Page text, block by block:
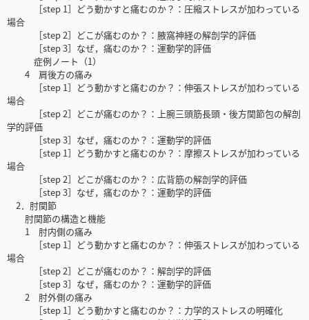
［step 1］どう動かすと痛むのか？：圧縮ストレスが加わっている
場合
［step 2］どこが痛むのか？：腋窩神経の解剖学的評価
［step 3］なぜ，痛むのか？：運動学的評価
症例ノート（1）
4 肩後方の痛み
［step 1］どう動かすと痛むのか？：伸張ストレスが加わっている
場合
［step 2］どこが痛むのか？：上腕三頭筋長頭・後方関節包の解剖
学的評価
［step 3］なぜ，痛むのか？：運動学的評価
［step 1］どう動かすと痛むのか？：摩擦ストレスが加わっている
場合
［step 2］どこが痛むのか？：広背筋の解剖学的評価
［step 3］なぜ，痛むのか？：運動学的評価
2．肘関節
肘関節の構造と機能
1 肘内側の痛み
［step 1］どう動かすと痛むのか？：伸張ストレスが加わっている
場合
［step 2］どこが痛むのか？：解剖学的評価
［step 3］なぜ，痛むのか？：運動学的評価
2 肘外側の痛み
［step 1］どう動かすと痛むのか？：力学的ストレスの明確化